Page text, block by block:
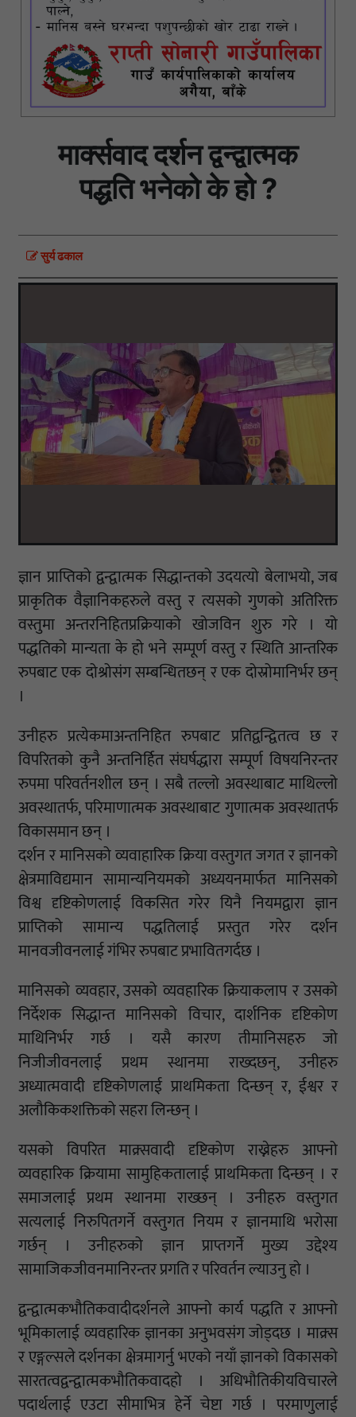
मार्क्सवाद दर्शन द्वन्द्वात्मक
पद्धति भनेको के हो ?
सुर्य ढकाल
ज्ञान प्राप्तिको द्वन्द्वात्मक सिद्धान्तको उदयत्यो बेलाभयो, जब
प्राकृतिक वैज्ञानिकहरुले वस्तु र त्यसको गुणको अतिरिक्त
वस्तुमा अन्तरनिहितप्रक्रियाको खोजविन शुरु गरे । यो
पद्धतिको मान्यता के हो भने सम्पूर्ण वस्तु र स्थिति आन्तरिक
रुपबाट एक दोश्रोसंग सम्बन्धितछन् र एक दोस्रोमानिर्भर छन्
।
उनीहरु प्रत्येकमाअन्तनिहित रुपबाट प्रतिद्वन्द्वितत्व छ र
विपरितको कुनै अन्तनिर्हित संघर्षद्धारा सम्पूर्ण विषयनिरन्तर
रुपमा परिवर्तनशील छन् । सबै तल्लो अवस्थाबाट माथिल्लो
अवस्थातर्फ, परिमाणात्मक अवस्थाबाट गुणात्मक अवस्थातर्फ
विकासमान छन् ।
दर्शन र मानिसको व्यवाहारिक क्रिया वस्तुगत जगत र ज्ञानको
क्षेत्रमाविद्यमान सामान्यनियमको अध्ययनमार्फत मानिसको
विश्व दृष्टिकोणलाई विकसित गरेर यिनै नियमद्वारा ज्ञान
प्राप्तिको सामान्य पद्धतिलाई प्रस्तुत गरेर दर्शन
मानवजीवनलाई गंभिर रुपबाट प्रभावितगर्दछ ।
मानिसको व्यवहार, उसको व्यवहारिक क्रियाकलाप र उसको
निर्देशक सिद्धान्त मानिसको विचार, दार्शनिक दृष्टिकोण
माथिनिर्भर गर्छ । यसै कारण तीमानिसहरु जो
निजीजीवनलाई प्रथम स्थानमा राख्दछन्, उनीहरु
अध्यात्मवादी दृष्टिकोणलाई प्राथमिकता दिन्छन् र, ईश्वर र
अलौकिकशक्तिको सहरा लिन्छन् ।
यसको विपरित माक्र्सवादी दृष्टिकोण राख्नेहरु आफ्नो
व्यवहारिक क्रियामा सामुहिकतालाई प्राथमिकता दिन्छन् । र
समाजलाई प्रथम स्थानमा राख्छन् । उनीहरु वस्तुगत
सत्यलाई निरुपितगर्ने वस्तुगत नियम र ज्ञानमाथि भरोसा
गर्छन् । उनीहरुको ज्ञान प्राप्तगर्ने मुख्य उद्देश्य
सामाजिकजीवनमानिरन्तर प्रगति र परिवर्तन ल्याउनु हो ।
द्वन्द्वात्मकभौतिकवादीदर्शनले आफ्नो कार्य पद्धति र आफ्नो
भूमिकालाई व्यवहारिक ज्ञानका अनुभवसंग जोड्दछ । माक्र्स
र एङ्गल्सले दर्शनका क्षेत्रमागर्नु भएको नयाँ ज्ञानको विकासको
सारतत्वद्वन्द्वात्मकभौतिकवादहो । अधिभौतिकीयविचारले
पदार्थलाई एउटा सीमाभित्र हेर्ने चेष्टा गर्छ । परमाणुलाई